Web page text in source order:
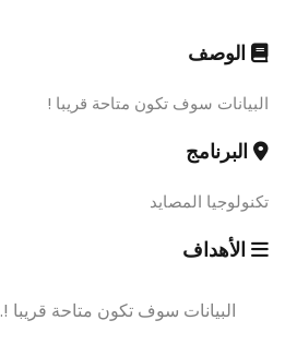
الوصف
البيانات سوف تكون متاحة قريبا !
البرنامج
تكنولوجيا المصايد
الأهداف
البيانات سوف تكون متاحة قريبا !.